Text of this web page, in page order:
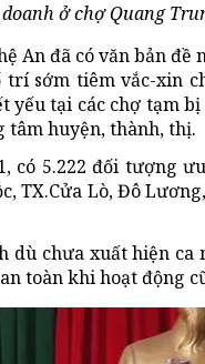
ở chợ Quang
An đã có văn bản
sớm tiêm vắc-xin
yếu tại các chợ tạm
tâm huyện, thành, thị.
có 5.222 đối tượng
TX.Cửa Lò, Đô
dù chưa xuất hiện
toàn khi hoạt động